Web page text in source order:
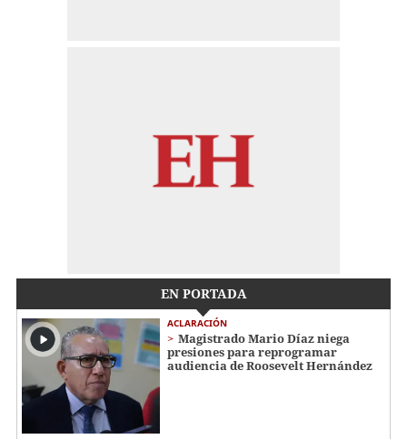
EN PORTADA
ACLARACIÓN
Magistrado Mario Díaz niega
presiones para reprogramar
audiencia de Roosevelt Hernández